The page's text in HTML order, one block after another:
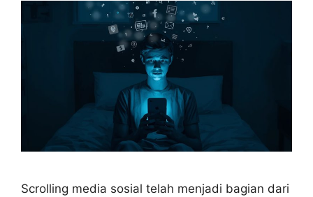
Scrolling media sosial telah menjadi bagian dari